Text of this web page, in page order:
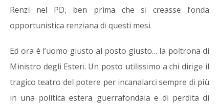
Renzi nel PD, ben prima che si creasse l’onda
opportunistica renziana di questi mesi.
Ed ora è l’uomo giusto al posto giusto… la poltrona di
Ministro degli Esteri. Un posto utilissimo a chi dirige il
tragico teatro del potere per incanalarci sempre di più
in una politica estera guerrafondaia e di perdita di